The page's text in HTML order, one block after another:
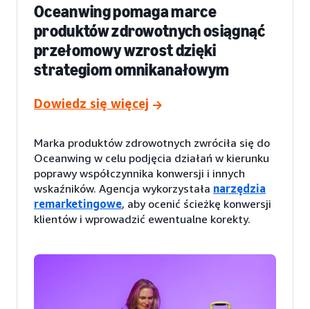
Oceanwing pomaga marce
produktów zdrowotnych osiągnąć
przełomowy wzrost dzięki
strategiom omnikanałowym
Dowiedz się więcej
Marka produktów zdrowotnych zwróciła się do
Oceanwing w celu podjęcia działań w kierunku
poprawy współczynnika konwersji i innych
wskaźników. Agencja wykorzystała narzędzia
remarketingowe, aby ocenić ścieżkę konwersji
klientów i wprowadzić ewentualne korekty.